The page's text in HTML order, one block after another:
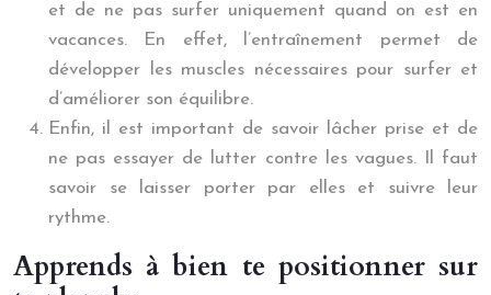
et de ne pas surfer uniquement quand on est en
vacances. En effet, l’entraînement permet de
développer les muscles nécessaires pour surfer et
d’améliorer son équilibre.
Enfin, il est important de savoir lâcher prise et de
ne pas essayer de lutter contre les vagues. Il faut
savoir se laisser porter par elles et suivre leur
rythme.
Apprends à bien te positionner sur